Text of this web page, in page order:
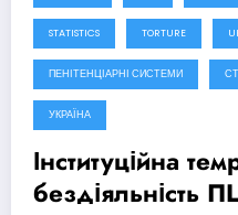
STATISTICS TORTURE
ПЕНІТЕНЦІАРНІ СИСТЕМИ
УКРАЇНА
Інституційна
бездіяльність